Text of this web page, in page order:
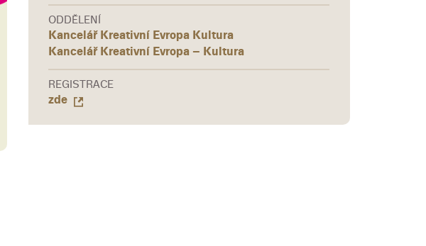
ODDĚLENÍ
Kancelář Kreativní Evropa Kultura
Kancelář Kreativní Evropa – Kultura
REGISTRACE
zde